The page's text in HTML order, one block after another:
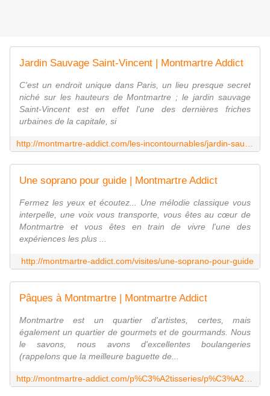
Jardin Sauvage Saint-Vincent | Montmartre Addict
C'est un endroit unique dans Paris, un lieu presque secret
niché sur les hauteurs de Montmartre ; le jardin sauvage
Saint-Vincent est en effet l'une des dernières friches
urbaines de la capitale, si
Une soprano pour guide | Montmartre Addict
Fermez les yeux et écoutez... Une mélodie classique vous
interpelle, une voix vous transporte, vous êtes au cœur de
Montmartre et vous êtes en train de vivre l'une des
expériences les plus ...
http://montmartre-addict.com/visites/une-soprano-pour-guide
Pâques à Montmartre | Montmartre Addict
Montmartre est un quartier d'artistes, certes, mais
également un quartier de gourmets et de gourmands. Nous
le savons, nous avons d'excellentes boulangeries
(rappelons que la meilleure baguette de...